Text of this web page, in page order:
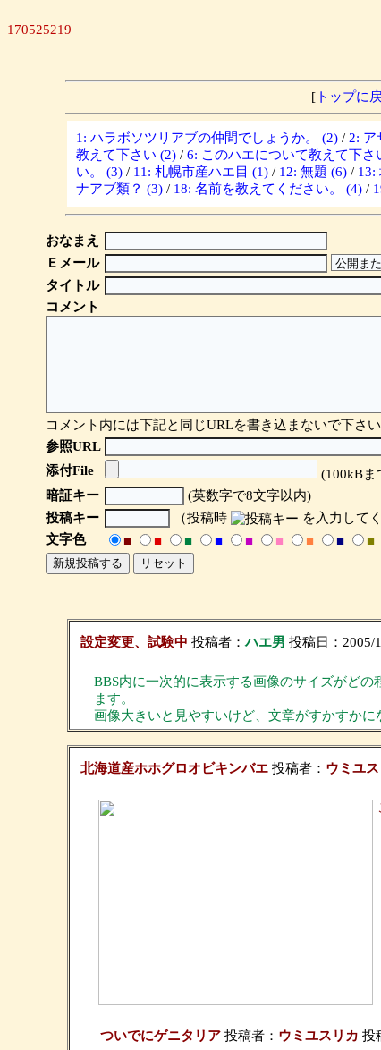
170525219
[ トップに
1: ハラボソツリアブの仲間でしょうか。 (2) / 2: ア
教えて下さい (2) / 6: このハエについて教えて下さ
い。 (3) / 11: 札幌市産ハエ目 (1) / 12: 無題 (6) / 13:
ナアブ類？ (3) / 18: 名前を教えてください。 (4) /
おなまえ
Ｅメール
タイトル
コメント
コメント内には下記と同じURLを書き込まないで下さい
参照URL
添付File
(100kBま
暗証キー
(英数字で8文字以内)
投稿キー
（投稿時
を入力して
文字色
■ ■ ■ ■ ■ ■ ■ ■ ■
設定変更、試験中 投稿者：ハエ男 投稿日：2005/
BBS内に一次的に表示する画像のサイズがど
ます。
画像大きいと見やすいけど、文章がすかすかに
北海道産ホホグロオビキンバエ投稿者： ウミユ
ついでにゲニタリア投稿者： ウミユスリカ 投